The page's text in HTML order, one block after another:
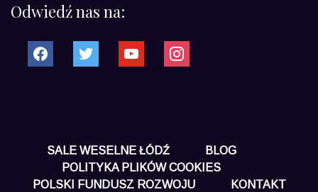
Odwiedź nas na:
facebook twitter youtube instagram
SALE WESELNE ŁÓDŹ
BLOG
POLITYKA PLIKÓW COOKIES
POLSKI FUNDUSZ ROZWOJU
KONTAKT